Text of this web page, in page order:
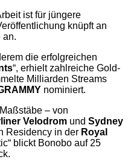
ist für jüngere
knüpft an
an.
die erfolgreichen
“, erhielt zahlreiche Gold-
Milliarden Streams
nominiert.
– von
Velodrom und Sydney
Residency in der Royal
blickt Bonobo auf 25